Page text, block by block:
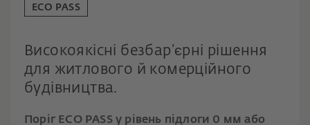
ECO PASS
Високоякісні безбар’єрні рішення
для житлового й комерційного
будівництва.
Поріг ECO PASS у рівень підлоги 0 мм або